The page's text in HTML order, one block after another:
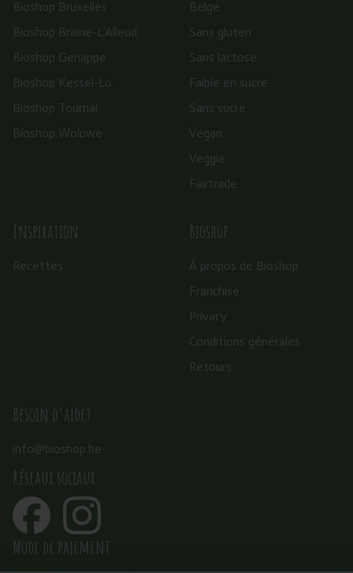
Bioshop Bruxelles
Bioshop Braine-L’Alleud
Bioshop Genappe
Bioshop Kessel-Lo
Bioshop Tournai
Bioshop Woluwe
Belge
Sans gluten
Sans lactose
Faible en sucre
Sans sucre
Vegan
Veggie
Fairtrade
Inspiration
Recettes
Bioshop
À propos de Bioshop
Franchise
Privacy
Conditions générales
Retours
Besoin d’aide?
info@bioshop.be
Réseaux sociaux
Mode de paiement